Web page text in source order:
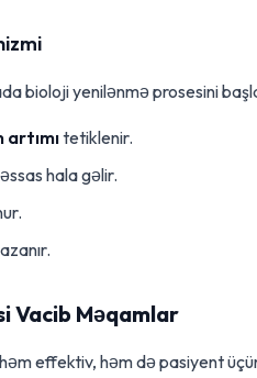
bioloji yenilənmə prosesini
tetiklenir.
hala gəlir.
Vacib Məqamlar
effektiv, həm də pasiyent